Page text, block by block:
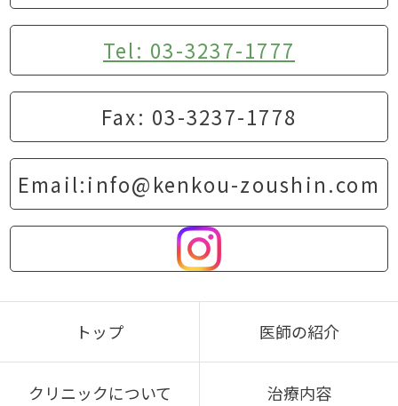
Tel: 03-3237-1777
Fax: 03-3237-1778
Email:info@kenkou-zoushin.com
トップ 医師の紹介
クリニックについて 治療内容